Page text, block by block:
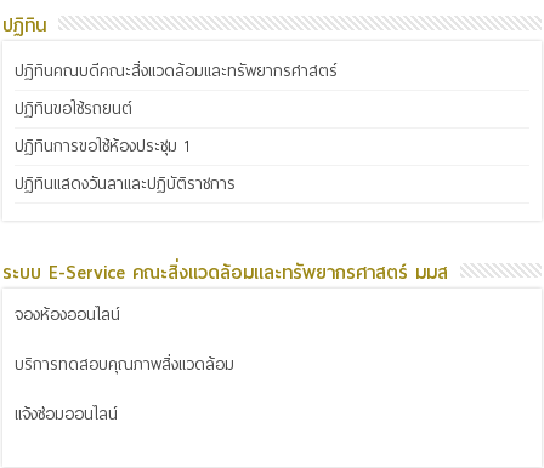
ปฏิทิน
ปฏิทินคณบดีคณะสิ่งแวดล้อมและทรัพยากรศาสตร์
ปฏิทินขอใช้รถยนต์
ปฏิทินการขอใช้ห้องประชุม 1
ปฏิทินแสดงวันลาและปฏิบัติราชการ
ระบบ E-Service คณะสิ่งแวดล้อมและทรัพยากรศาสตร์ มมส
จองห้องออนไลน์
บริการทดสอบคุณภาพสิ่งแวดล้อม
แจ้งซ่อมออนไลน์